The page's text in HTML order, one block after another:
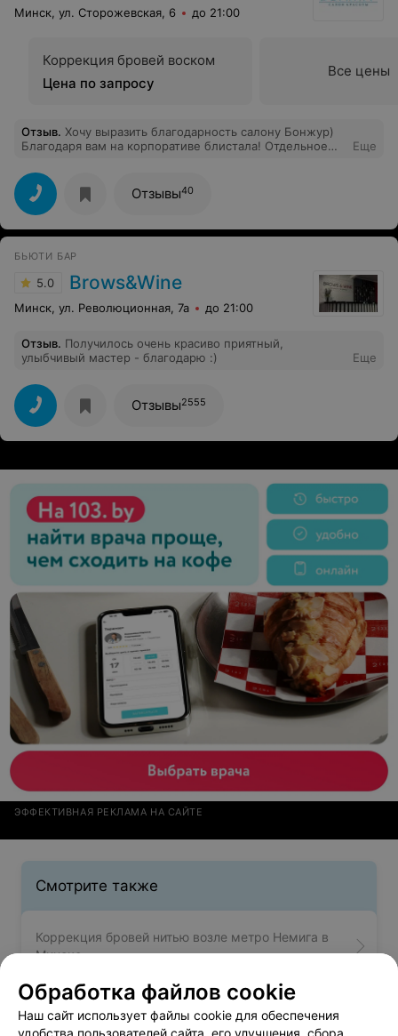
Минск, ул. Сторожевская, 6 до 21:00
Коррекция бровей воском
Цена по запросу
Все цены
Отзыв. Хочу выразить благодарность салону Бонжур)
Благодаря вам на корпоративе блистала! Отдельное
маникюр Людмиле! Девочки, вы
волшебницы)Полюбила ваш салон за
профессионализм, атмосферу и всегда улыбчивых
сотрудников)
Еще
Отзывы40
БЬЮТИ БАР
5.0 Brows&Wine
Минск, ул. Революционная, 7а до 21:00
Отзыв. Получилось очень красиво приятный,
улыбчивый мастер - благодарю :)
Еще
Отзывы2555
ЭФФЕКТИВНАЯ РЕКЛАМА НА САЙТЕ
Смотрите также
Коррекция бровей нитью возле метро Немига в
Минске
Обработка файлов cookie
Наш сайт использует файлы cookie для обеспечения
удобства пользователей сайта, его улучшения, сбора